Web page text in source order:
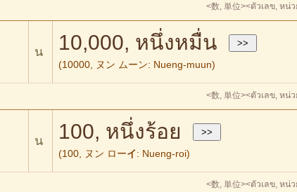
<数, 単位><ตัวเลข, หน่ว
น 10,000, หนึ่งหมื่น
(10000, ヌン ムーン: Nueng-muun)
<数, 単位><ตัวเลข, หน่ว
น 100, หนึ่งร้อย
(100, ヌン ローイ : Nueng-roi)
<数, 単位><ตัวเลข, หน่ว